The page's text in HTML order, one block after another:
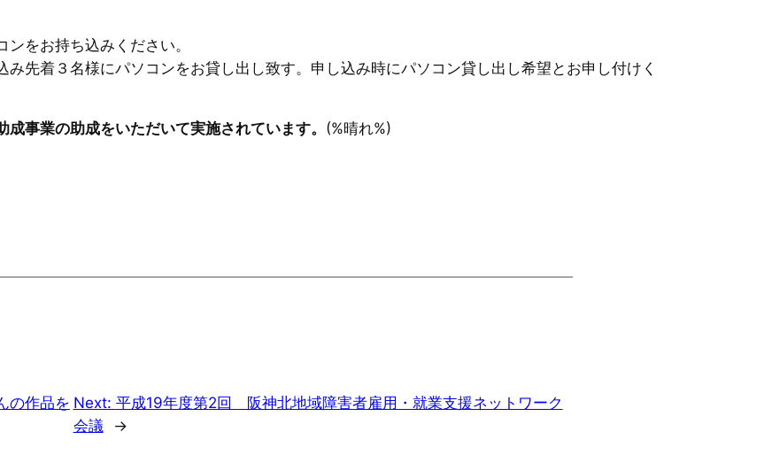
をお持ち込みください。
先着３名様にパソコンをお貸し出し致す。申し込み時にパソコン貸し出し希望とお申し付けく
成事業の助成をいただいて実施されています。 (%晴れ%)
の作品を Next: 平成19年度第2回 阪神北地域障害者雇用・就業支援ネットワーク
会議
→